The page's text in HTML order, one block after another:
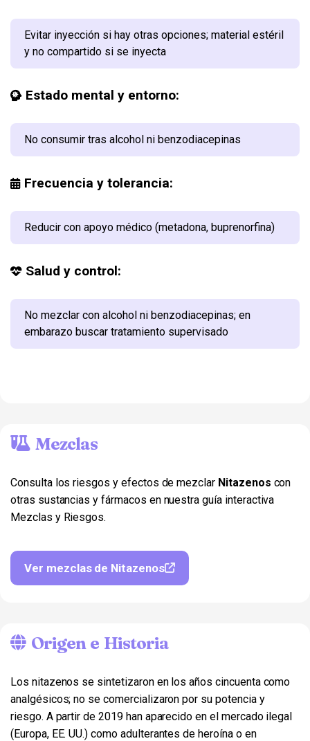
Evitar inyección si hay otras opciones; material estéril
y no compartido si se inyecta
Estado mental y entorno:
No consumir tras alcohol ni benzodiacepinas
Frecuencia y tolerancia:
Reducir con apoyo médico (metadona, buprenorfina)
Salud y control:
No mezclar con alcohol ni benzodiacepinas; en
embarazo buscar tratamiento supervisado
Mezclas
Consulta los riesgos y efectos de mezclar Nitazenos con
otras sustancias y fármacos en nuestra guía interactiva
Mezclas y Riesgos.
Ver mezclas de Nitazenos
Origen e Historia
Los nitazenos se sintetizaron en los años cincuenta como
analgésicos; no se comercializaron por su potencia y
riesgo. A partir de 2019 han aparecido en el mercado ilegal
(Europa, EE. UU.) como adulterantes de heroína o en